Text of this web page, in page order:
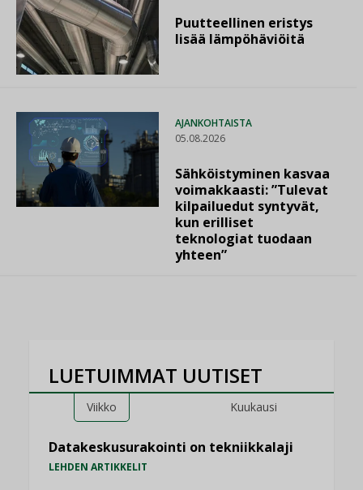
Puutteellinen eristys
lisää lämpöhäviöitä
AJANKOHTAISTA
05.08.2026
Sähköistyminen kasvaa
voimakkaasti: ”Tulevat
kilpailuedut syntyvät,
kun erilliset
teknologiat tuodaan
yhteen”
LUETUIMMAT UUTISET
Viikko Kuukausi
Datakeskusurakointi on tekniikkalaji
LEHDEN ARTIKKELIT